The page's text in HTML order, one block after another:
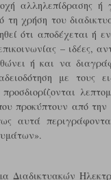
αλληλεπίδρασης ή
τη χρήση του
ότι αποδέχεται ή
– ιδέες,
ή και να
με τους
προκύπτουν από την
αυτά
Διαδικτυακών